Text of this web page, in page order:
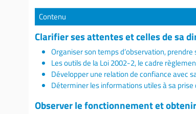
Contenu
Clarifier ses attentes et celles de sa
Organiser son temps d’observation,
Les outils de la Loi 2002-2, le cadre
Développer une relation de confiance avec
Déterminer les informations utiles à sa
Observer le fonctionnement et